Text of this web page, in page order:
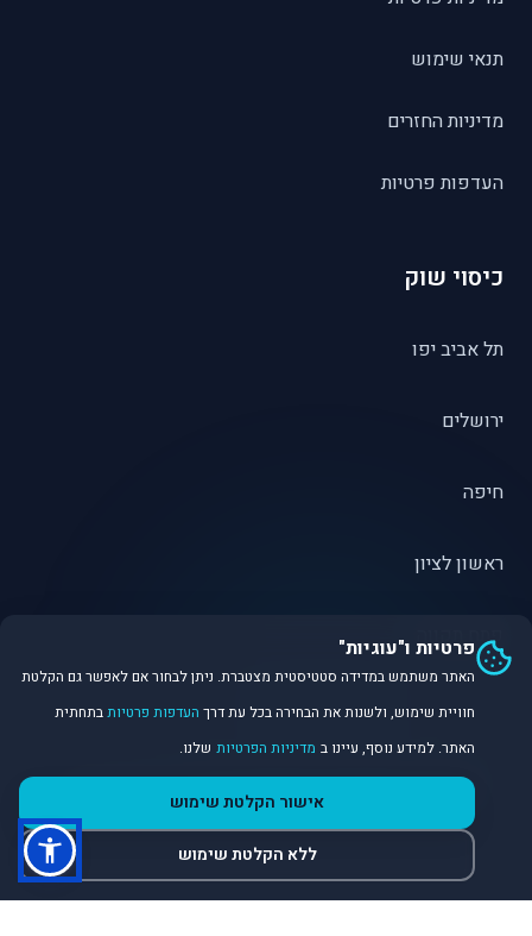
תנאי שימוש
מדיניות החזרים
העדפות פרטיות
כיסוי שוק
תל אביב יפו
ירושלים
חיפה
ראשון לציון
פתח תקווה
©
פלטפורמת נתונים ובינה מלאכותית לניתוח שוק הנדל״ן.
פרטיות ו"עוגיות"
האתר משתמש במדידה סטטיסטית מצטברת. ניתן לבחור אם לאפשר גם הקלטת
חוויית שימוש, ולשנות את הבחירה בכל עת דרך העדפות פרטיותבתחתית
האתר. למידע נוסף, עיינו ב מדיניות הפרטיות שלנו.
אישור הקלטת שימוש
ללא הקלטת שימוש